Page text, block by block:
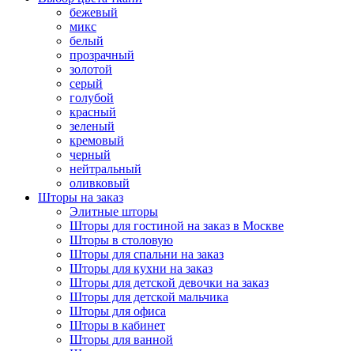
бежевый
микс
белый
прозрачный
золотой
серый
голубой
красный
зеленый
кремовый
черный
нейтральный
оливковый
Шторы на заказ
Элитные шторы
Шторы для гостиной на заказ в Москве
Шторы в столовую
Шторы для спальни на заказ
Шторы для кухни на заказ
Шторы для детской девочки на заказ
Шторы для детской мальчика
Шторы для офиса
Шторы в кабинет
Шторы для ванной